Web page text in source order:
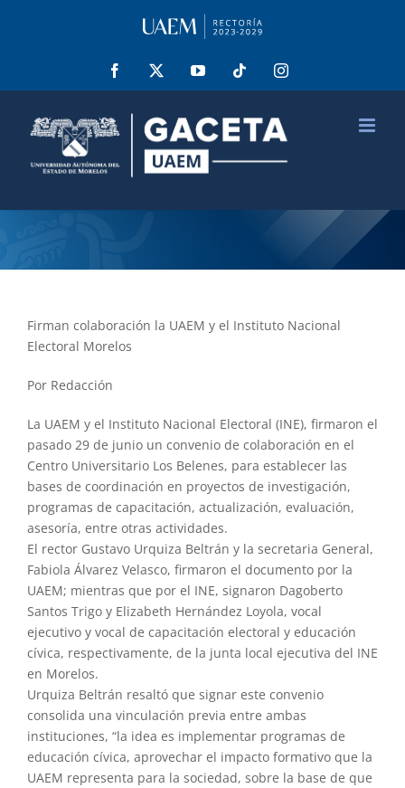
Facebook YouTube Tiktok Instagram
Firman colaboración la UAEM y el Instituto Nacional
Electoral Morelos
Por Redacción
La UAEM y el Instituto Nacional Electoral (INE), firmaron el
pasado 29 de junio un convenio de colaboración en el
Centro Universitario Los Belenes, para establecer las
bases de coordinación en proyectos de investigación,
programas de capacitación, actualización, evaluación,
asesoría, entre otras actividades.
El rector Gustavo Urquiza Beltrán y la secretaria General,
Fabiola Álvarez Velasco, firmaron el documento por la
UAEM; mientras que por el INE, signaron Dagoberto
Santos Trigo y Elizabeth Hernández Loyola, vocal
ejecutivo y vocal de capacitación electoral y educación
cívica, respectivamente, de la junta local ejecutiva del INE
en Morelos.
Urquiza Beltrán resaltó que signar este convenio
consolida una vinculación previa entre ambas
instituciones, “la idea es implementar programas de
educación cívica, aprovechar el impacto formativo que la
UAEM representa para la sociedad, sobre la base de que